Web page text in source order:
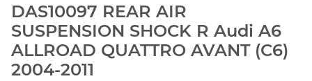
DAS10097 REAR AIR
SUSPENSION SHOCK R Audi A6
ALLROAD QUATTRO AVANT (C6)
2004-2011